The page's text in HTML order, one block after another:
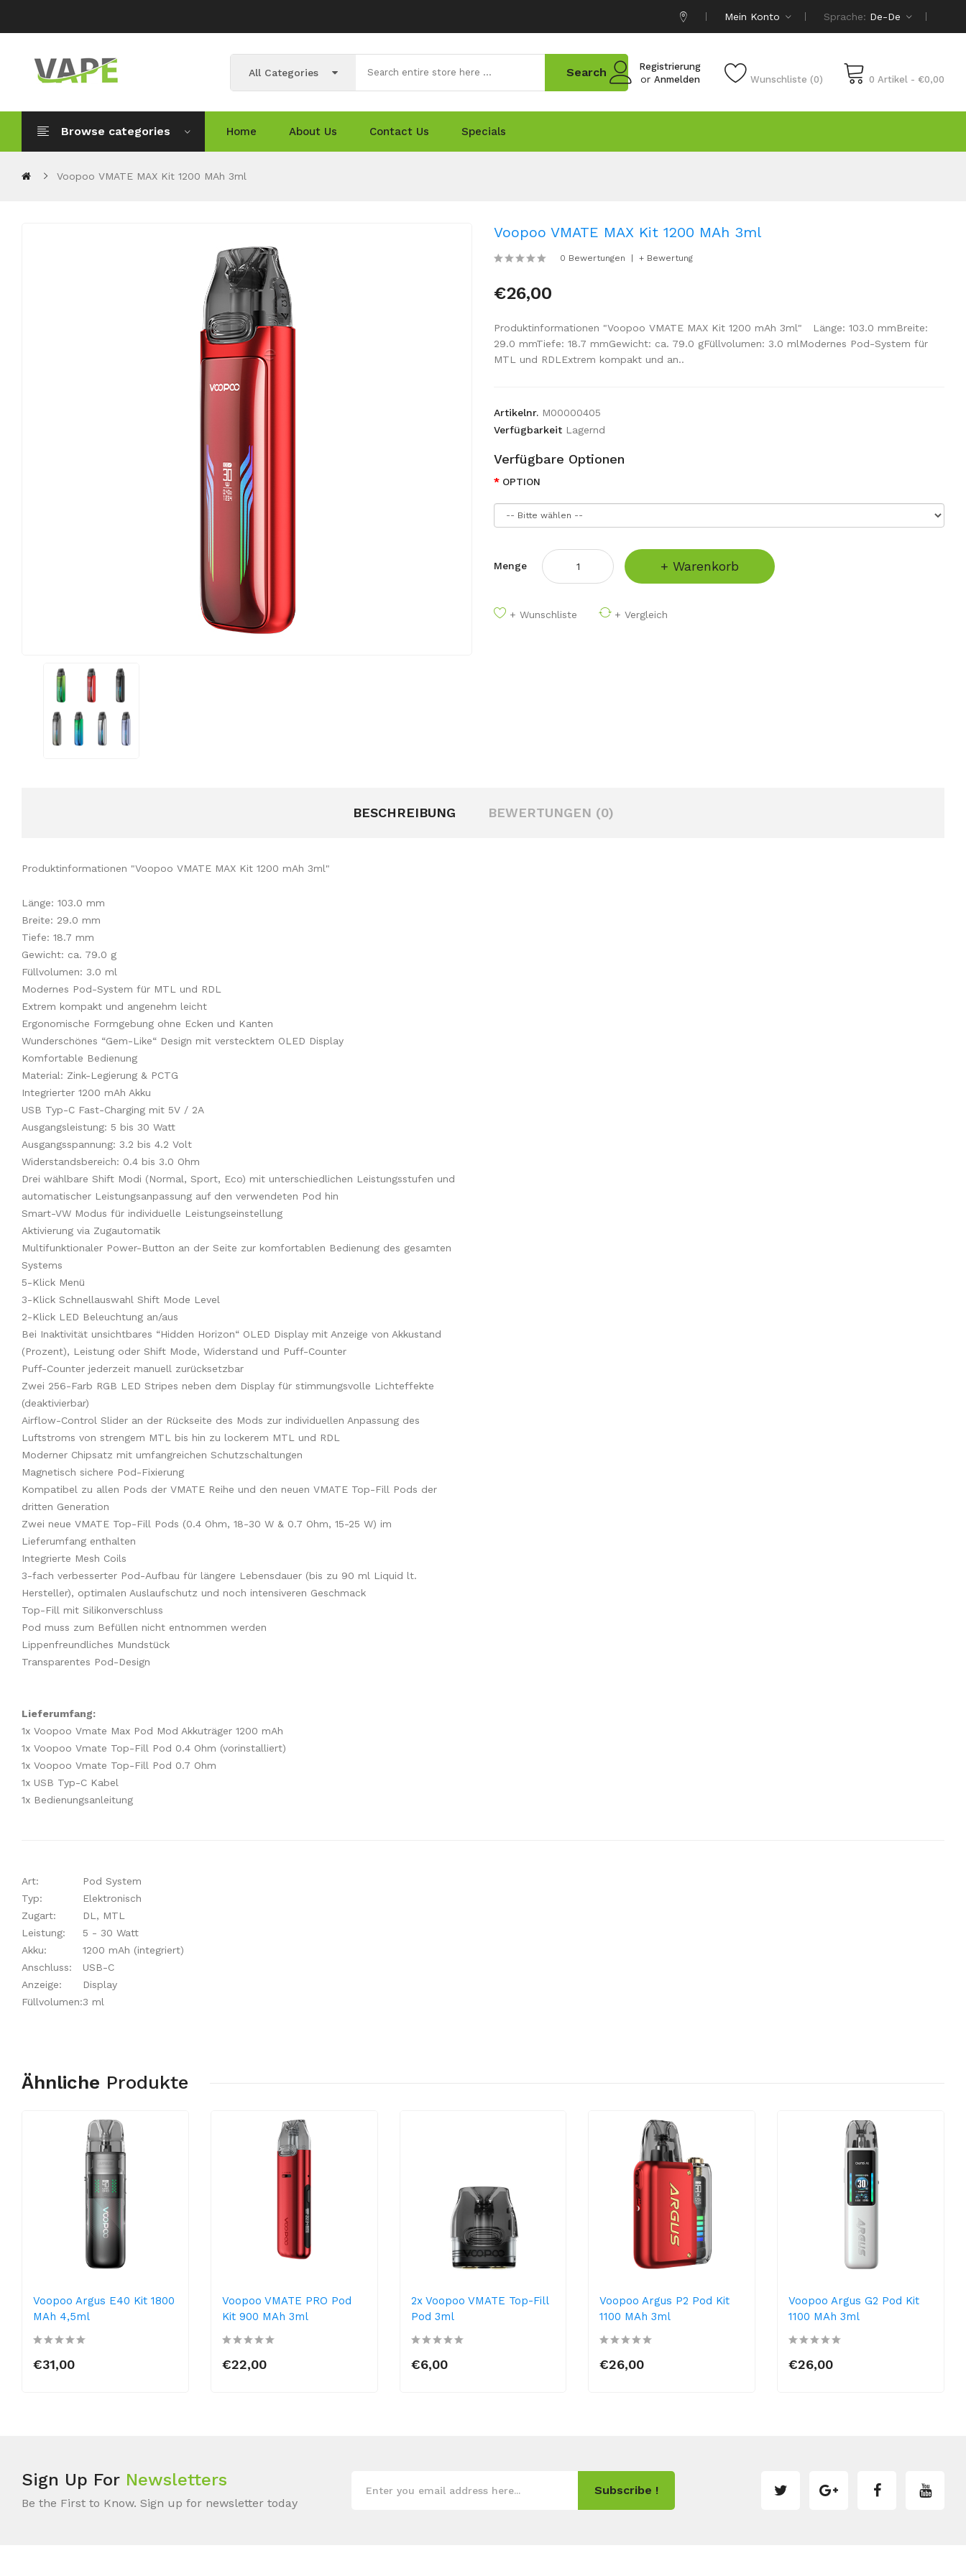
Mein Konto Sprache: De-De
Registrierung
or Anmelden Wunschliste (0) 0 Artikel - €0,00
All Categories Search
Browse categories Home About Us Contact Us Specials
Voopoo VMATE MAX Kit 1200 MAh 3ml
Voopoo VMATE MAX Kit 1200 MAh 3ml
0 Bewertungen + Bewertung
€26,00
Produktinformationen "Voopoo VMATE MAX Kit 1200 mAh 3ml" Länge: 103.0 mmBreite:
29.0 mmTiefe: 18.7 mmGewicht: ca. 79.0 gFüllvolumen: 3.0 mlModernes Pod-System für
MTL und RDLExtrem kompakt und an..
Artikelnr. M00000405
Verfügbarkeit Lagernd
Verfügbare Optionen
OPTION
Menge + Warenkorb
+ Wunschliste + Vergleich
BESCHREIBUNG BEWERTUNGEN (0)
Produktinformationen "Voopoo VMATE MAX Kit 1200 mAh 3ml"
Länge: 103.0 mm
Breite: 29.0 mm
Tiefe: 18.7 mm
Gewicht: ca. 79.0 g
Füllvolumen: 3.0 ml
Modernes Pod-System für MTL und RDL
Extrem kompakt und angenehm leicht
Ergonomische Formgebung ohne Ecken und Kanten
Wunderschönes “Gem-Like“ Design mit verstecktem OLED Display
Komfortable Bedienung
Material: Zink-Legierung & PCTG
Integrierter 1200 mAh Akku
USB Typ-C Fast-Charging mit 5V / 2A
Ausgangsleistung: 5 bis 30 Watt
Ausgangsspannung: 3.2 bis 4.2 Volt
Widerstandsbereich: 0.4 bis 3.0 Ohm
Drei wählbare Shift Modi (Normal, Sport, Eco) mit unterschiedlichen Leistungsstufen und
automatischer Leistungsanpassung auf den verwendeten Pod hin
Smart-VW Modus für individuelle Leistungseinstellung
Aktivierung via Zugautomatik
Multifunktionaler Power-Button an der Seite zur komfortablen Bedienung des gesamten
Systems
5-Klick Menü
3-Klick Schnellauswahl Shift Mode Level
2-Klick LED Beleuchtung an/aus
Bei Inaktivität unsichtbares “Hidden Horizon“ OLED Display mit Anzeige von Akkustand
(Prozent), Leistung oder Shift Mode, Widerstand und Puff-Counter
Puff-Counter jederzeit manuell zurücksetzbar
Zwei 256-Farb RGB LED Stripes neben dem Display für stimmungsvolle Lichteffekte
(deaktivierbar)
Airflow-Control Slider an der Rückseite des Mods zur individuellen Anpassung des
Luftstroms von strengem MTL bis hin zu lockerem MTL und RDL
Moderner Chipsatz mit umfangreichen Schutzschaltungen
Magnetisch sichere Pod-Fixierung
Kompatibel zu allen Pods der VMATE Reihe und den neuen VMATE Top-Fill Pods der
dritten Generation
Zwei neue VMATE Top-Fill Pods (0.4 Ohm, 18-30 W & 0.7 Ohm, 15-25 W) im
Lieferumfang enthalten
Integrierte Mesh Coils
3-fach verbesserter Pod-Aufbau für längere Lebensdauer (bis zu 90 ml Liquid lt.
Hersteller), optimalen Auslaufschutz und noch intensiveren Geschmack
Top-Fill mit Silikonverschluss
Pod muss zum Befüllen nicht entnommen werden
Lippenfreundliches Mundstück
Transparentes Pod-Design
Lieferumfang:
1x Voopoo Vmate Max Pod Mod Akkuträger 1200 mAh
1x Voopoo Vmate Top-Fill Pod 0.4 Ohm (vorinstalliert)
1x Voopoo Vmate Top-Fill Pod 0.7 Ohm
1x USB Typ-C Kabel
1x Bedienungsanleitung
Art:
Pod System
Typ:
Elektronisch
Zugart:
DL, MTL
Leistung:
5 - 30 Watt
Akku:
1200 mAh (integriert)
Anschluss:
USB-C
Anzeige:
Display
Füllvolumen:3 ml
Ähnliche Produkte
Voopoo Argus E40 Kit 1800
MAh 4,5ml
€31,00
Voopoo VMATE PRO Pod
Kit 900 MAh 3ml
€22,00
2x Voopoo VMATE Top-Fill
Pod 3ml
€6,00
Voopoo Argus P2 Pod Kit
1100 MAh 3ml
€26,00
Voopoo Argus G2 Pod Kit
1100 MAh 3ml
€26,00
Sign Up For Newsletters
Be the First to Know. Sign up for newsletter today
Subscribe !